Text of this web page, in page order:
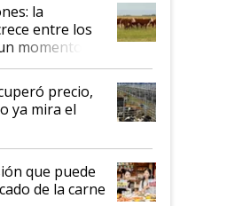
la
entre los
momento
actividad
precio,
ya mira el
que puede
de la carne